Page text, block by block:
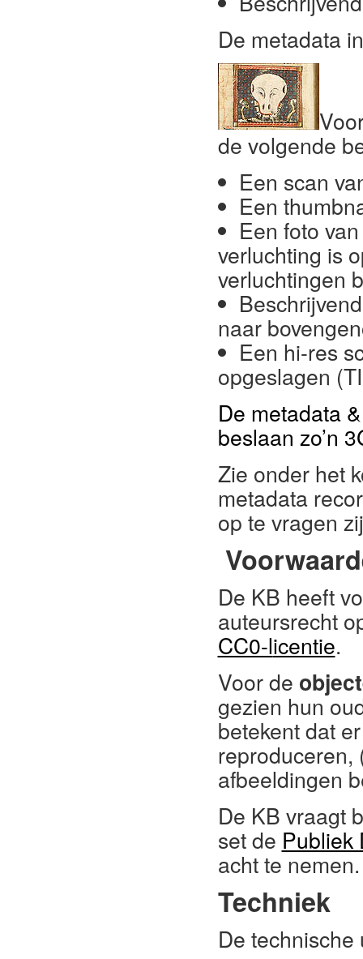
De metadata
de volgende
Een scan
Een
Een foto
verluchting is
verluchtingen
naar
Een hi-res
opgeslagen
De metadata
beslaan zo’n
Zie onder het
metadata
op te vragen
De KB heeft
auteursrecht
CC0-licentie.
Voor de
gezien hun
betekent dat
reproduceren,
afbeeldingen
De KB vraagt
set de Publiek
acht te nemen.
Techniek
De